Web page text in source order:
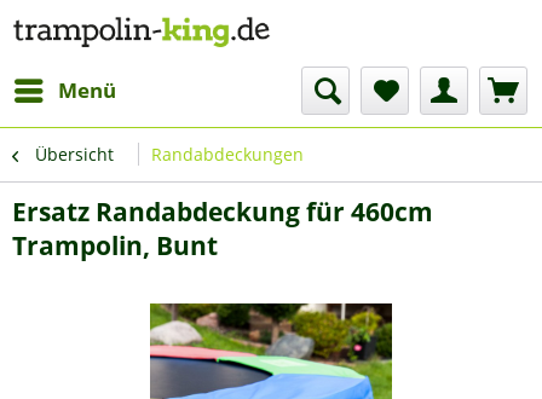
Menü
Übersicht Randabdeckungen
Ersatz Randabdeckung für 460cm
Trampolin, Bunt